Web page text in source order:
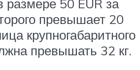
размере 50 EUR за
превышает 20
крупногабаритного
превышать 32 кг.